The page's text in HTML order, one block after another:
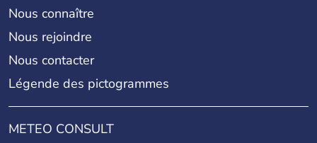
Nous connaître
Nous rejoindre
Nous contacter
Légende des pictogrammes
METEO CONSULT